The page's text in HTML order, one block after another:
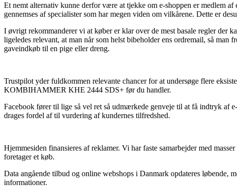
Et nemt alternativ kunne derfor være at tjekke om e-shoppen er medlem
gennemses af specialister som har megen viden om vilkårene. Dette er
I øvrigt rekommanderer vi at køber er klar over de mest basale regler der
ligeledes relevant, at man når som helst bibeholder ens ordremail, så
gaveindkøb til en pige eller dreng.
Trustpilot yder fuldkommen relevante chancer for at undersøge flere
KOMBIHAMMER KHE 2444 SDS+ før du handler.
Facebook fører til lige så vel ret så udmærkede genveje til at få indtryk af
drages fordel af til vurdering af kundernes tilfredshed.
Hjemmesiden finansieres af reklamer. Vi har faste samarbejder med
foretager et køb.
Data angående tilbud og online webshops i Danmark opdateres løbende,
informationer.